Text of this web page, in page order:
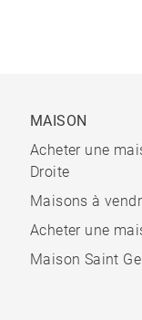
MAISON
Acheter une
Droite
Maisons à
Acheter une
Maison Saint